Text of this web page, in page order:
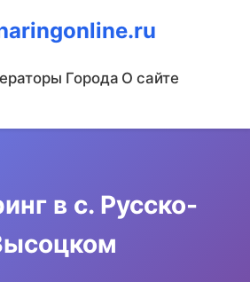
Города О сайте
в с. Русско-